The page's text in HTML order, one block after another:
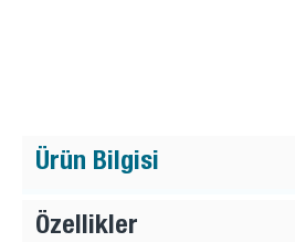
Ürün Bilgisi
Özellikler